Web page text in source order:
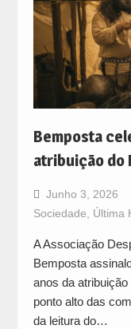
Bemposta
atribuição do
Junho 3, 2026
Sociedade
Última
A Associação
Bemposta
anos da
ponto alto das
da leitura do…